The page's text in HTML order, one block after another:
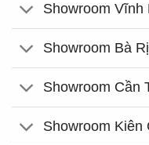
Showroom Vĩnh
Showroom Bà
Showroom Cần
Showroom Kiên